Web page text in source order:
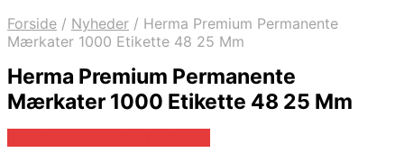
Forside / Nyheder / Herma Premium Permanente
Mærkater 1000 Etikette 48 25 Mm
Herma Premium Permanente
Mærkater 1000 Etikette 48 25 Mm